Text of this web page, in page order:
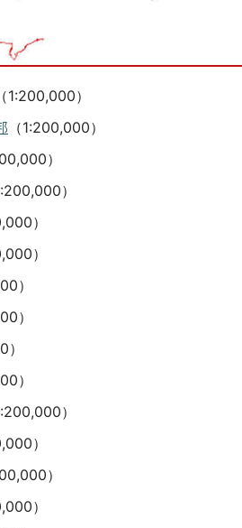
（1:200,000）
（1:200,000）
）
）
）
）
）
）
）
）
）
）
）